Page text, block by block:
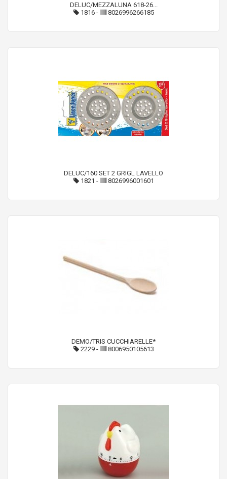
DELUC/MEZZALUNA 618-26...
1816- 8026996266185
DELUC/160 SET 2 GRIGL LAVELLO
1821 - 8026996001601
DEMO/TRIS CUCCHIARELLE*
2229- 8006950105613